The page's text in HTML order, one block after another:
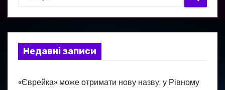
Недавні записи
«Єврейка» може отримати нову назву: у Рівному